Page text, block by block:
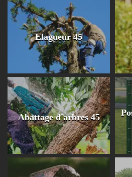
Elagueur 45
Abattage d'arbres 45